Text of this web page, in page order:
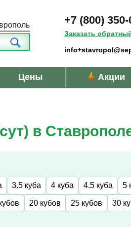
+7 (800)
Заказать
Цены Акции
в
3.5 куба 4 куба 4.5 куба 5
20 кубов 25 кубов 30